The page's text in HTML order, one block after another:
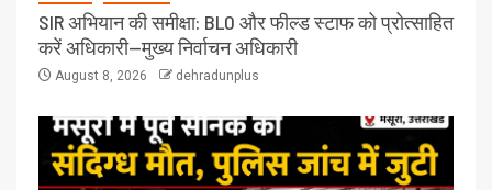
SIR अभियान की समीक्षा: BLO और फील्ड स्टाफ को प्रोत्साहित
करें अधिकारी—मुख्य निर्वाचन अधिकारी
August 8, 2026 dehradunplus